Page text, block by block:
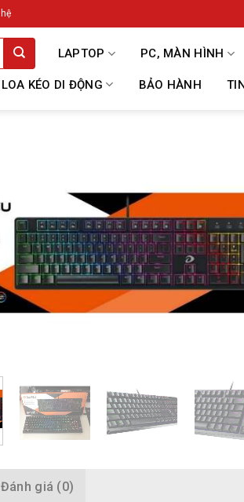
LAPTOP PC, MÀN HÌNH
LOA KÉO DI ĐỘNG BẢO HÀNH
Đánh giá (0)